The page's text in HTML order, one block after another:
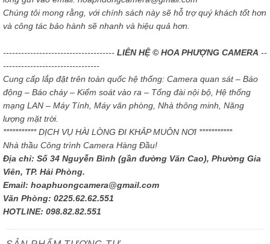
Chúng tôi mong rằng, với chính sách này sẽ hỗ trợ quý khách tốt hơn
và công tác bảo hành sẽ nhanh và hiệu quả hơn.
------------------------------------- LIÊN HỆ © HOA PHƯỢNG CAMERA --
--------------------------------
Cung cấp lắp đặt trên toàn quốc hệ thống: Camera quan sát – Báo
động – Báo cháy – Kiểm soát vào ra – Tổng đài nội bộ, Hệ thống
mạng LAN – Máy Tính, Máy văn phòng, Nhà thông minh, Năng
lượng mặt trời.
*********** DỊCH VỤ HÀI LÒNG ĐI KHẮP MUÔN NƠI ***********
Nhà thầu Công trình Camera Hàng Đầu!
Địa chỉ: Số 34 Nguyễn Bình (gần đường Văn Cao), Phường Gia
Viên, TP. Hải Phòng.
Email: hoaphuongcamera@gmail.com
Văn Phòng: 0225.62.62.551
HOTLINE: 098.82.82.551